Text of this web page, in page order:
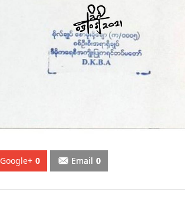
Google+ 0 Email 0